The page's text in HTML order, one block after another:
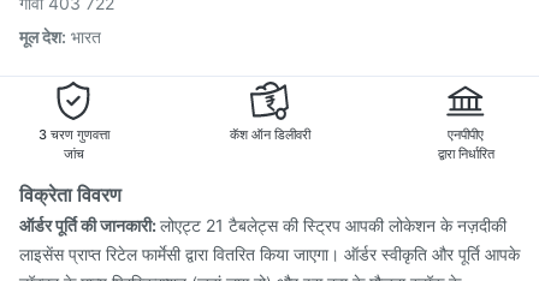
मूल देश: भारत
3 चरण गुणवत्ता
जांच
कॅश ऑन डिलीवरी
एनपीपीए
द्वारा निर्धारित
विक्रेता विवरण
ऑर्डर पूर्ति की जानकारी:लोएट्ट 21 टैबलेट्स की स्ट्रिप आपकी लोकेशन के नज़दीकी
लाइसेंस प्राप्त रिटेल फार्मेसी द्वारा वितरित किया जाएगा। ऑर्डर स्वीकृति और पूर्ति आपके